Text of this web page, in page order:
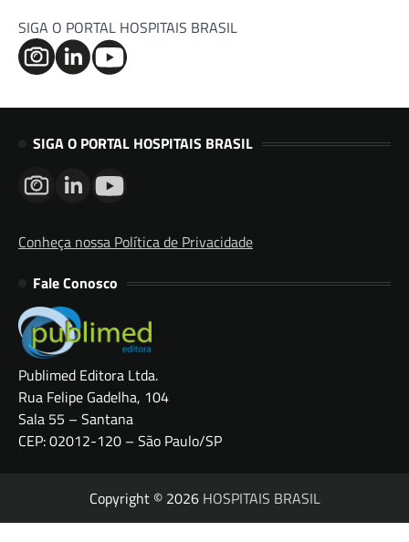
SIGA O PORTAL HOSPITAIS BRASIL
SIGA O PORTAL HOSPITAIS BRASIL
Conheça nossa Política de Privacidade
Fale Conosco
Publimed Editora Ltda.
Rua Felipe Gadelha, 104
Sala 55 – Santana
CEP: 02012-120 – São Paulo/SP
Copyright © 2026 HOSPITAIS BRASIL